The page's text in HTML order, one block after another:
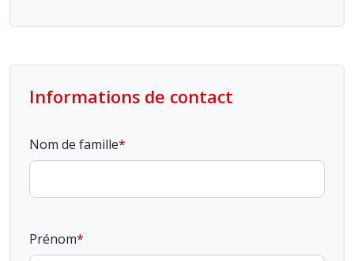
Informations de contact
Nom de famille
Prénom